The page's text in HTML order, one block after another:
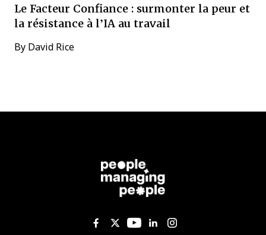
Le Facteur Confiance : surmonter la peur et
la résistance à l’IA au travail
By David Rice
Like us on Facebook
Follow us on Twitter
Follow us on
Add us on
Follow us on